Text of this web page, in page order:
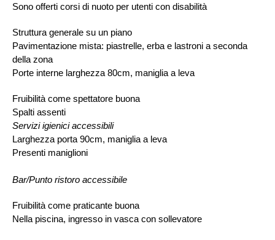
Sono offerti corsi di nuoto per utenti con disabilità
Struttura generale su un piano
Pavimentazione mista: piastrelle, erba e lastroni a seconda
della zona
Porte interne larghezza 80cm, maniglia a leva
Fruibilità come spettatore buona
Spalti assenti
Servizi igienici accessibili
Larghezza porta 90cm, maniglia a leva
Presenti maniglioni
Bar/Punto ristoro accessibile
Fruibilità come praticante buona
Nella piscina, ingresso in vasca con sollevatore